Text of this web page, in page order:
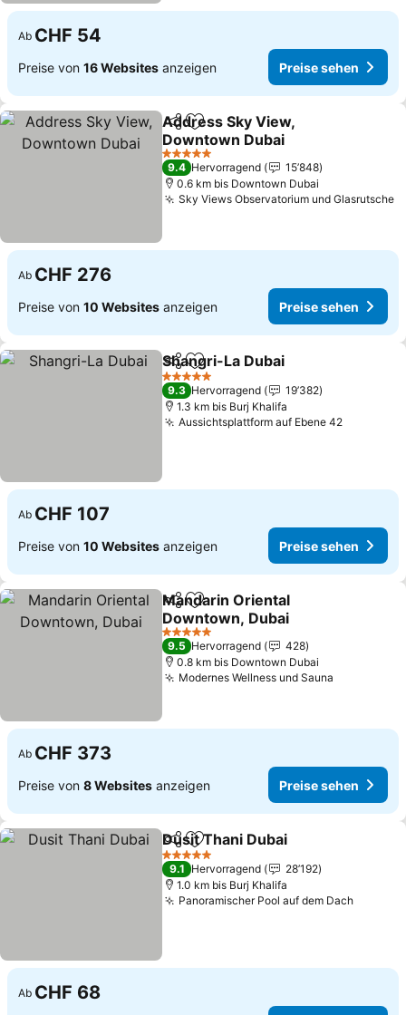
Ab CHF 54
Preise von 16 Websites anzeigen Preise sehen
TeilenZu Favoriten hinzufügen
Address Sky View,
Downtown Dubai
5 Sterne
9.4 Hervorragend
15’848
0.6 km bis Downtown Dubai
Sky Views Observatorium und Glasrutsche
Ab CHF 276
Preise von 10 Websites anzeigen Preise sehen
TeilenZu Favoriten hinzufügen
Shangri-La Dubai
5 Sterne
9.3 Hervorragend
19’382
1.3 km bis Burj Khalifa
Aussichtsplattform auf Ebene 42
Ab CHF 107
Preise von 10 Websites anzeigen Preise sehen
TeilenZu Favoriten hinzufügen
Mandarin Oriental
Downtown, Dubai
5 Sterne
9.5 Hervorragend
428
0.8 km bis Downtown Dubai
Modernes Wellness und Sauna
Ab CHF 373
Preise von 8 Websites anzeigen Preise sehen
TeilenZu Favoriten hinzufügen
Dusit Thani Dubai
5 Sterne
9.1 Hervorragend
28’192
1.0 km bis Burj Khalifa
Panoramischer Pool auf dem Dach
Ab CHF 68